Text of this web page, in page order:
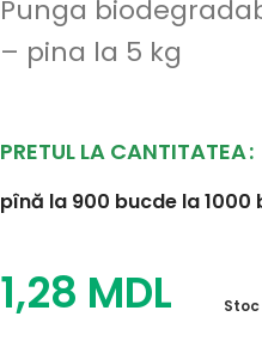
Punga
– pina la 5 kg
PRETUL LA CANTITATEA
pînă la 900 bucde la 1000
1,28 MDL